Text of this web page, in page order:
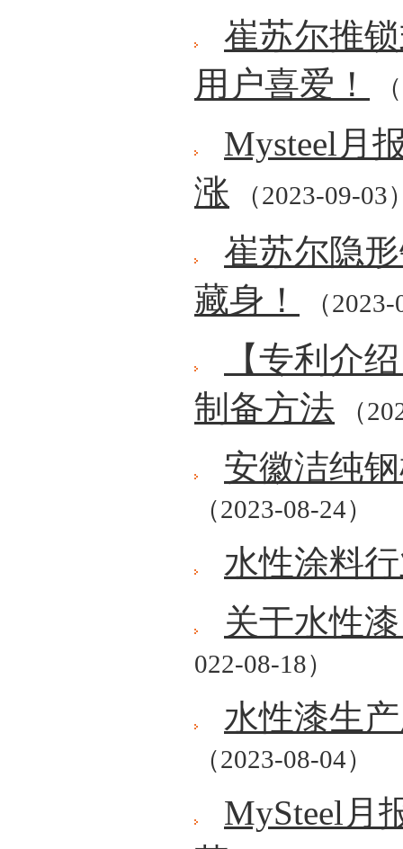
崔苏尔推
用户喜爱！
Mysteel月
涨 （2023-09-03
崔苏尔隐
藏身！
（
【专利介
制备方法 （
安徽洁纯
（2023-08-24）
水性涂料
关于水性
022-08-18）
水性漆生
（2023-08-04）
MySteel月